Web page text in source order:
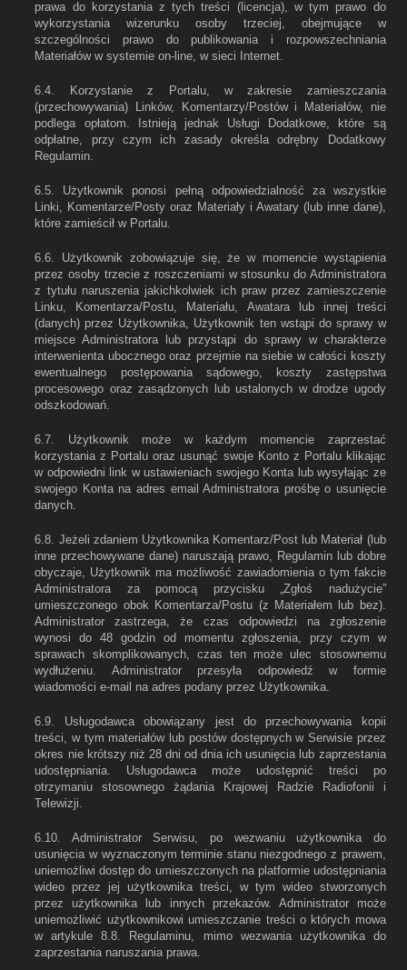
prawa do korzystania z tych treści (licencja), w tym prawo do
wykorzystania wizerunku osoby trzeciej, obejmujące w
szczególności prawo do publikowania i rozpowszechniania
Materiałów w systemie on-line, w sieci Internet.
6.4. Korzystanie z Portalu, w zakresie zamieszczania
(przechowywania) Linków, Komentarzy/Postów i Materiałów, nie
podlega opłatom. Istnieją jednak Usługi Dodatkowe, które są
odpłatne, przy czym ich zasady określa odrębny Dodatkowy
Regulamin.
6.5. Użytkownik ponosi pełną odpowiedzialność za wszystkie
Linki, Komentarze/Posty oraz Materiały i Awatary (lub inne dane),
które zamieścił w Portalu.
6.6. Użytkownik zobowiązuje się, że w momencie wystąpienia
przez osoby trzecie z roszczeniami w stosunku do Administratora
z tytułu naruszenia jakichkolwiek ich praw przez zamieszczenie
Linku, Komentarza/Postu, Materiału, Awatara lub innej treści
(danych) przez Użytkownika, Użytkownik ten wstąpi do sprawy w
miejsce Administratora lub przystąpi do sprawy w charakterze
interwenienta ubocznego oraz przejmie na siebie w całości koszty
ewentualnego postępowania sądowego, koszty zastępstwa
procesowego oraz zasądzonych lub ustalonych w drodze ugody
odszkodowań.
6.7. Użytkownik może w każdym momencie zaprzestać
korzystania z Portalu oraz usunąć swoje Konto z Portalu klikając
w odpowiedni link w ustawieniach swojego Konta lub wysyłając ze
swojego Konta na adres email Administratora prośbę o usunięcie
danych.
6.8. Jeżeli zdaniem Użytkownika Komentarz/Post lub Materiał (lub
inne przechowywane dane) naruszają prawo, Regulamin lub dobre
obyczaje, Użytkownik ma możliwość zawiadomienia o tym fakcie
Administratora za pomocą przycisku „Zgłoś nadużycie”
umieszczonego obok Komentarza/Postu (z Materiałem lub bez).
Administrator zastrzega, że czas odpowiedzi na zgłoszenie
wynosi do 48 godzin od momentu zgłoszenia, przy czym w
sprawach skomplikowanych, czas ten może ulec stosownemu
wydłużeniu. Administrator przesyła odpowiedź w formie
wiadomości e-mail na adres podany przez Użytkownika.
6.9. Usługodawca obowiązany jest do przechowywania kopii
treści, w tym materiałów lub postów dostępnych w Serwisie przez
okres nie krótszy niż 28 dni od dnia ich usunięcia lub zaprzestania
udostępniania. Usługodawca może udostępnić treści po
otrzymaniu stosownego żądania Krajowej Radzie Radiofonii i
Telewizji.
6.10. Administrator Serwisu, po wezwaniu użytkownika do
usunięcia w wyznaczonym terminie stanu niezgodnego z prawem,
uniemożliwi dostęp do umieszczonych na platformie udostępniania
wideo przez jej użytkownika treści, w tym wideo stworzonych
przez użytkownika lub innych przekazów. Administrator może
uniemożliwić użytkownikowi umieszczanie treści o których mowa
w artykule 8.8. Regulaminu, mimo wezwania użytkownika do
zaprzestania naruszania prawa.